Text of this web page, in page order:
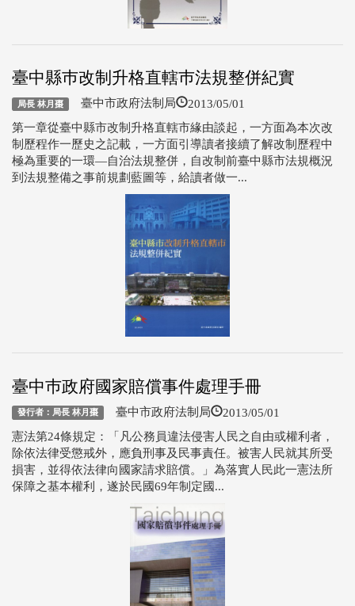
臺中縣巿改制升格直轄巿法規整併紀實
局長 林月棗 臺中市政府法制局 2013/05/01
第一章從臺中縣市改制升格直轄市緣由談起，一方面為本次改
制歷程作一歷史之記載，一方面引導讀者接續了解改制歷程中
極為重要的一環—自治法規整併，自改制前臺中縣市法規概況
到法規整備之事前規劃藍圖等，給讀者做一...
臺中巿政府國家賠償事件處理手冊
發行者：局長 林月棗 臺中市政府法制局 2013/05/01
憲法第24條規定：「凡公務員違法侵害人民之自由或權利者，
除依法律受懲戒外，應負刑事及民事責任。被害人民就其所受
損害，並得依法律向國家請求賠償。」為落實人民此一憲法所
保障之基本權利，遂於民國69年制定國...